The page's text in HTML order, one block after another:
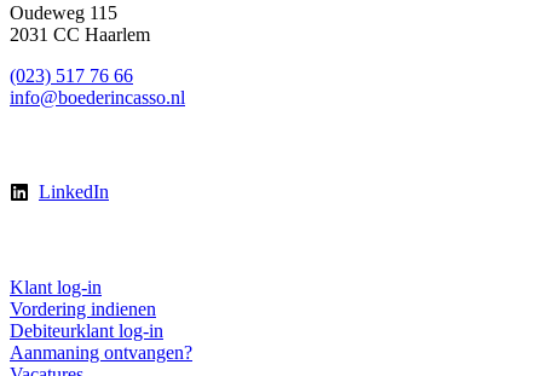
Oudeweg 115
2031 CC Haarlem
(023) 517 76 66
info@boederincasso.nl
LinkedIn
Klant log-in
Vordering indienen
Debiteurklant log-in
Aanmaning ontvangen?